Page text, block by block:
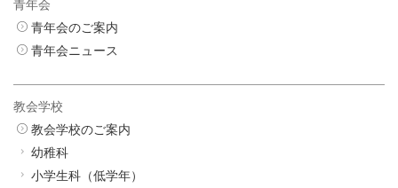
青年会のご案内
青年会ニュース
教会学校
教会学校のご案内
幼稚科
小学生科（低学年）